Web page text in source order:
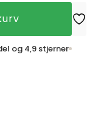
stjerner